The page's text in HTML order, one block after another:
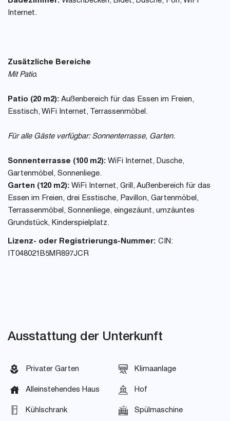
Internet.
Zusätzliche Bereiche
Mit Patio.
Patio (20 m2): Außenbereich für das Essen im Freien,
Esstisch, WiFi Internet, Terrassenmöbel.
Für alle Gäste verfügbar: Sonnenterrasse, Garten.
Sonnenterrasse (100 m2): WiFi Internet, Dusche,
Gartenmöbel, Sonnenliege.
Garten (120 m2): WiFi Internet, Grill, Außenbereich für das
Essen im Freien, drei Esstische, Pavillon, Gartenmöbel,
Terrassenmöbel, Sonnenliege, eingezäunt, umzäuntes
Grundstück, Kinderspielplatz.
Lizenz- oder Registrierungs-Nummer: CIN:
IT048021B5MR897JCR
Ausstattung der Unterkunft
Privater Garten Klimaanlage
Alleinstehendes Haus Hof
Kühlschrank Spülmaschine